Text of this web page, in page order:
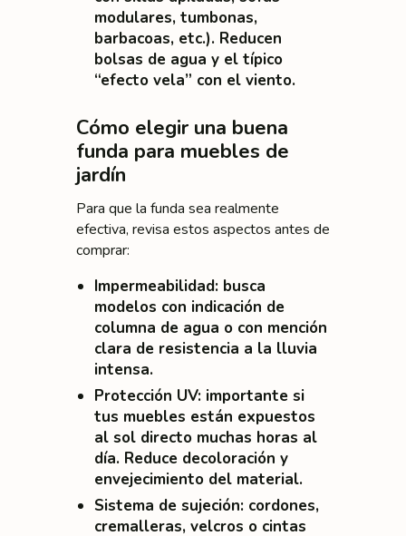
modulares, tumbonas,
barbacoas, etc.). Reducen
bolsas de agua y el típico
“efecto vela” con el viento.
Cómo elegir una buena
funda para muebles de
jardín
Para que la funda sea realmente
efectiva, revisa estos aspectos antes de
comprar:
Impermeabilidad: busca
modelos con indicación de
columna de agua o con mención
clara de resistencia a la lluvia
intensa.
Protección UV: importante si
tus muebles están expuestos
al sol directo muchas horas al
día. Reduce decoloración y
envejecimiento del material.
Sistema de sujeción: cordones,
cremalleras, velcros o cintas